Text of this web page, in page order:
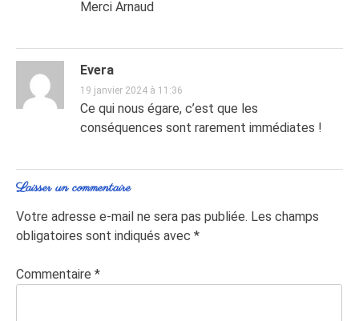
Merci Arnaud
Evera
19 janvier 2024 à 11:36
Ce qui nous égare, c’est que les
conséquences sont rarement immédiates !
Laisser un commentaire
Votre adresse e-mail ne sera pas publiée. Les champs
obligatoires sont indiqués avec *
Commentaire *